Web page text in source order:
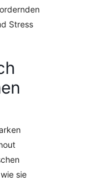
Stress
sie